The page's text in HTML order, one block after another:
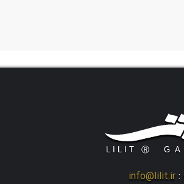
:
info@lilit.ir